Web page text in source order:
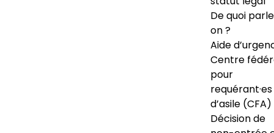
De quoi
on ?
Aide
Centre
pour
requérant·es
d’asile (CFA)
Décision de